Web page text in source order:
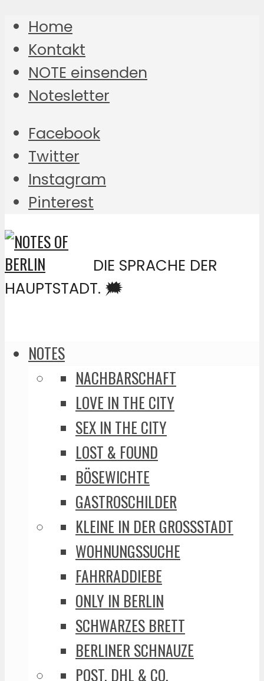
Home
Kontakt
NOTE einsenden
Notesletter
Facebook
Twitter
Instagram
Pinterest
DIE SPRACHE DER
HAUPTSTADT. 🗯️
NOTES
NACHBARSCHAFT
LOVE IN THE CITY
SEX IN THE CITY
LOST & FOUND
BÖSEWICHTE
GASTROSCHILDER
KLEINE IN DER GROSSSTADT
WOHNUNGSSUCHE
FAHRRADDIEBE
ONLY IN BERLIN
SCHWARZES BRETT
BERLINER SCHNAUZE
POST, DHL & CO.